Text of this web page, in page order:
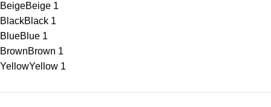
BeigeBeige 1
BlackBlack 1
BlueBlue 1
BrownBrown 1
YellowYellow 1